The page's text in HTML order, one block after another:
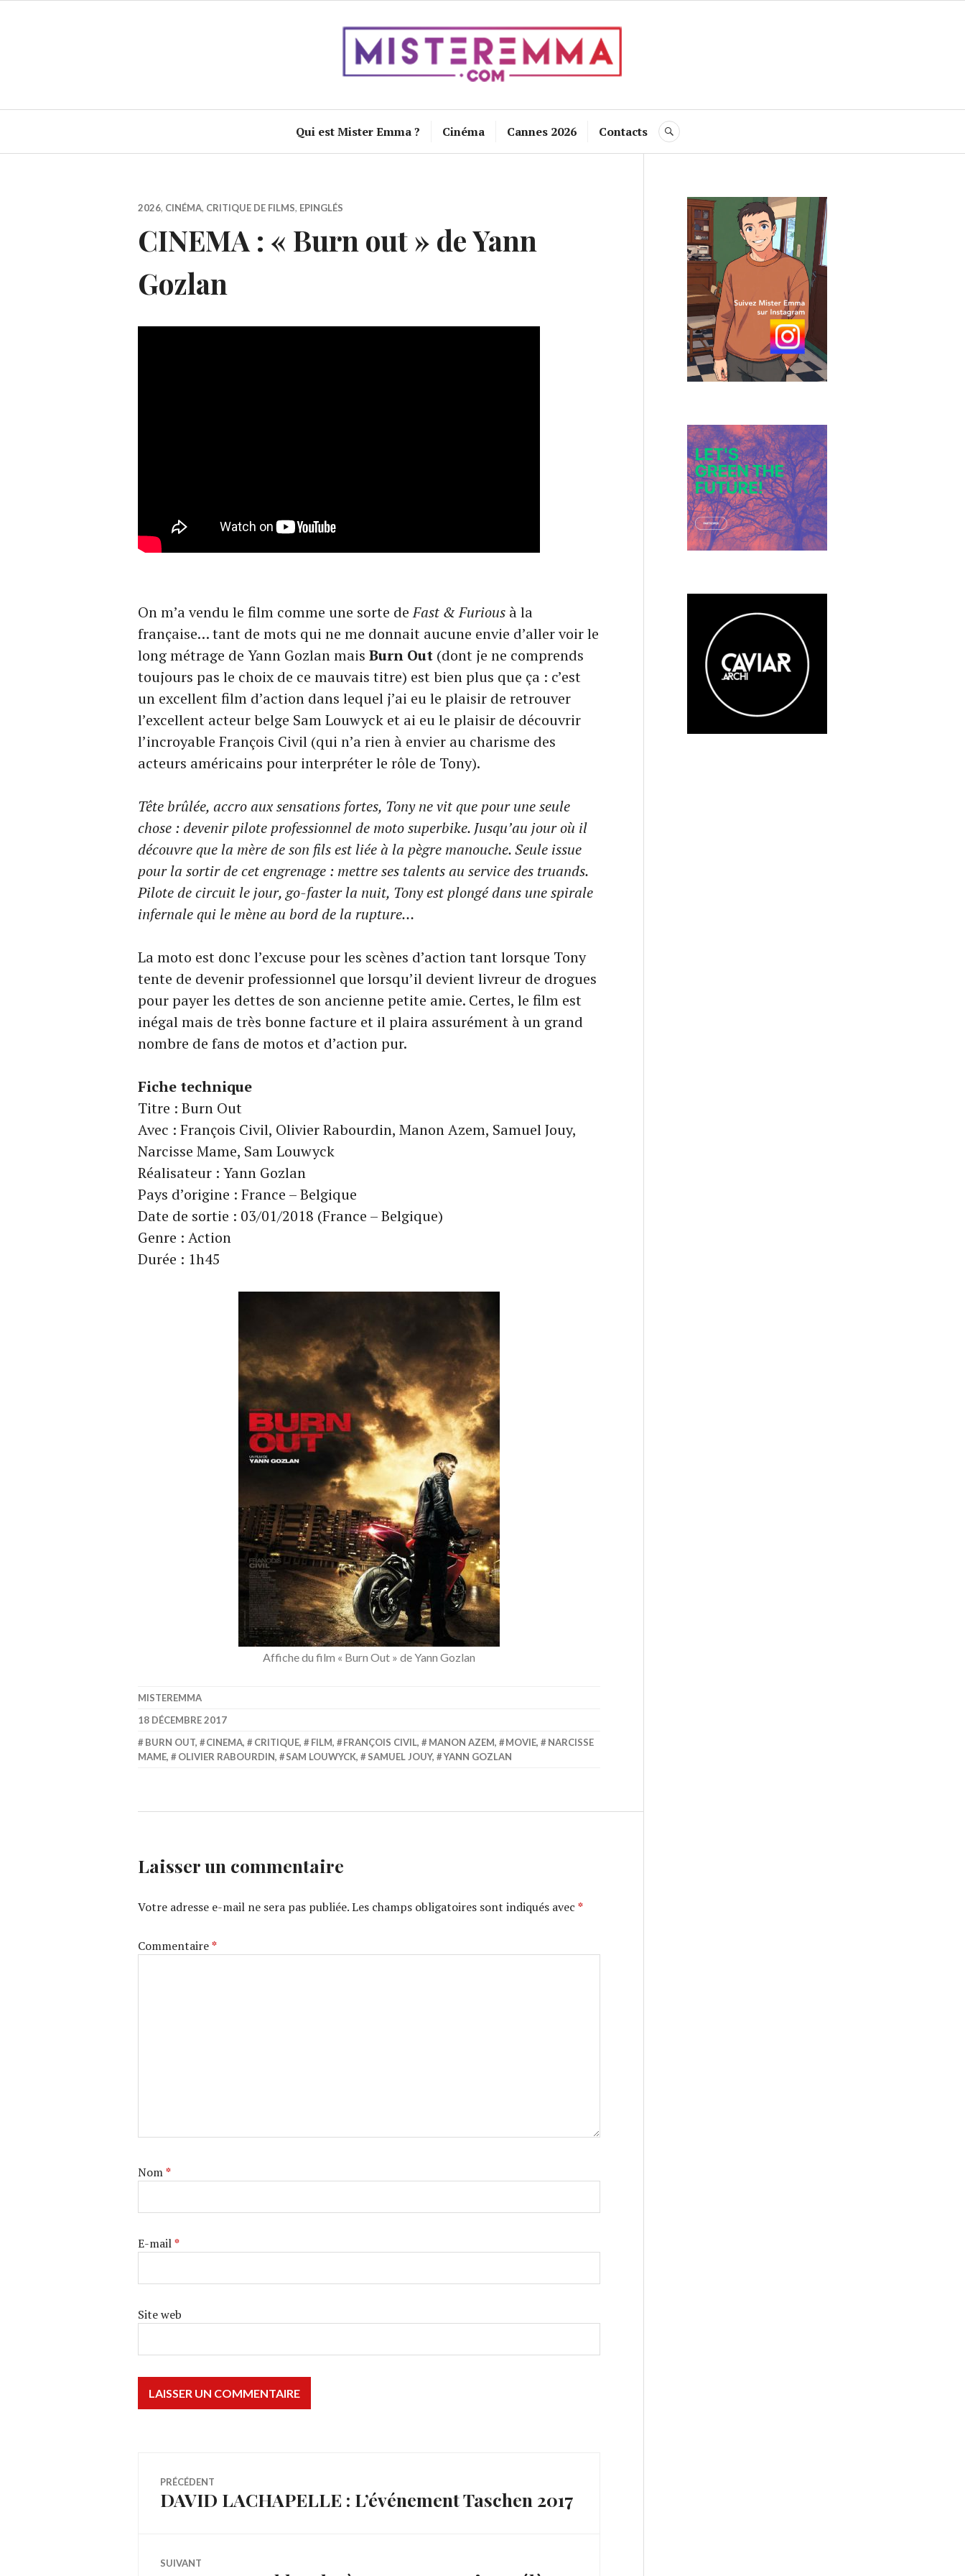
Qui est Mister Emma ? Cinéma Cannes 2026 Contacts RECHERCHE
2026, CINÉMA, CRITIQUE DE FILMS, EPINGLÉS
CINEMA : « Burn out » de Yann
Gozlan
On m’a vendu le film comme une sorte deFast & Furious à la
française… tant de mots qui ne me donnait aucune envie d’aller voir le
long métrage de Yann Gozlan mais Burn Out (dont je ne comprends
toujours pas le choix de ce mauvais titre) est bien plus que ça : c’est
un excellent film d’action dans lequel j’ai eu le plaisir de retrouver
l’excellent acteur belge Sam Louwyck et ai eu le plaisir de découvrir
l’incroyable François Civil (qui n’a rien à envier au charisme des
acteurs américains pour interpréter le rôle de Tony).
Tête brûlée, accro aux sensations fortes, Tony ne vit que pour une seule
chose : devenir pilote professionnel de moto superbike. Jusqu’au jour où il
découvre que la mère de son fils est liée à la pègre manouche. Seule issue
pour la sortir de cet engrenage : mettre ses talents au service des truands.
Pilote de circuit le jour, go-faster la nuit, Tony est plongé dans une spirale
infernale qui le mène au bord de la rupture…
La moto est donc l’excuse pour les scènes d’action tant lorsque Tony
tente de devenir professionnel que lorsqu’il devient livreur de drogues
pour payer les dettes de son ancienne petite amie. Certes, le film est
inégal mais de très bonne facture et il plaira assurément à un grand
nombre de fans de motos et d’action pur.
Fiche technique
Titre : Burn Out
Avec : François Civil, Olivier Rabourdin, Manon Azem, Samuel Jouy,
Narcisse Mame, Sam Louwyck
Réalisateur : Yann Gozlan
Pays d’origine : France – Belgique
Date de sortie : 03/01/2018 (France – Belgique)
Genre : Action
Durée : 1h45
Affiche du film « Burn Out » de Yann Gozlan
MISTEREMMA
18 DÉCEMBRE 2017
BURN OUT, CINEMA, CRITIQUE, FILM, FRANÇOIS CIVIL, MANON AZEM, MOVIE,
NARCISSE
MAME, OLIVIER RABOURDIN, SAM LOUWYCK, SAMUEL JOUY, YANN GOZLAN
Laisser un commentaire
Votre adresse e-mail ne sera pas publiée.Les champs obligatoires sont indiqués avec *
Commentaire*
Nom*
E-mail*
Site web
Navigation
de
l’article
PRÉCÉDENT
Article
DAVID LACHAPELLE : L’événement Taschen 2017
SUIVANT